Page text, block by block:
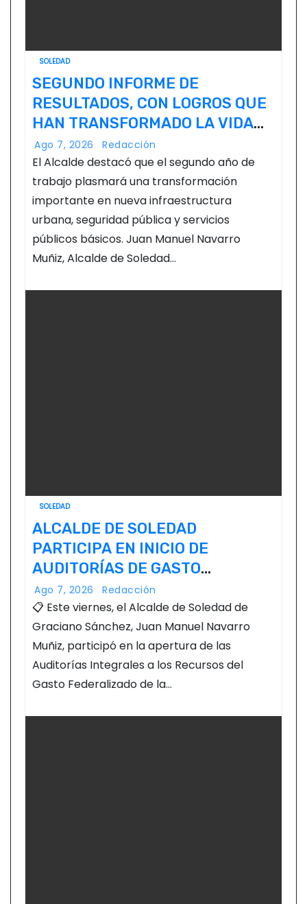
SOLEDAD
SEGUNDO INFORME DE
RESULTADOS, CON LOGROS QUE
HAN TRANSFORMADO LA VIDA
DE LOS SOLEDENSES: JUAN
MANUEL NAVARRO
Ago 7, 2026 Redacción
El Alcalde destacó que el segundo año de
trabajo plasmará una transformación
importante en nueva infraestructura
urbana, seguridad pública y servicios
públicos básicos. Juan Manuel Navarro
Muñiz, Alcalde de Soledad…
SOLEDAD
ALCALDE DE SOLEDAD
PARTICIPA EN INICIO DE
AUDITORÍAS DE GASTO
FEDERALIZADO 📝
Ago 7, 2026 Redacción
📋 Este viernes, el Alcalde de Soledad de
Graciano Sánchez, Juan Manuel Navarro
Muñiz, participó en la apertura de las
Auditorías Integrales a los Recursos del
Gasto Federalizado de la…